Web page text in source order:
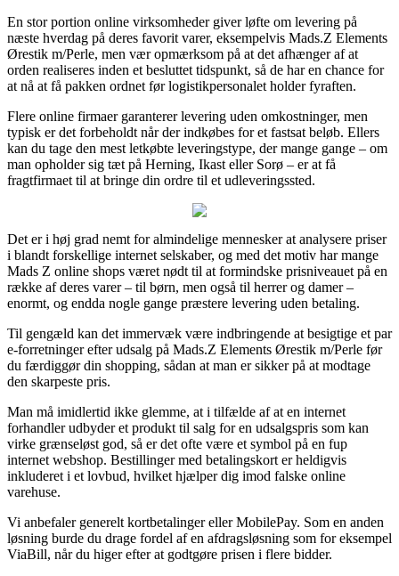
En stor portion online virksomheder giver løfte om levering på
næste hverdag på deres favorit varer, eksempelvis Mads.Z Elements
Ørestik m/Perle, men vær opmærksom på at det afhænger af at
orden realiseres inden et besluttet tidspunkt, så de har en chance for
at nå at få pakken ordnet før logistikpersonalet holder fyraften.
Flere online firmaer garanterer levering uden omkostninger, men
typisk er det forbeholdt når der indkøbes for et fastsat beløb. Ellers
kan du tage den mest letkøbte leveringstype, der mange gange – om
man opholder sig tæt på Herning, Ikast eller Sorø – er at få
fragtfirmaet til at bringe din ordre til et udleveringssted.
Det er i høj grad nemt for almindelige mennesker at analysere priser
i blandt forskellige internet selskaber, og med det motiv har mange
Mads Z online shops været nødt til at formindske prisniveauet på en
række af deres varer – til børn, men også til herrer og damer –
enormt, og endda nogle gange præstere levering uden betaling.
Til gengæld kan det immervæk være indbringende at besigtige et par
e-forretninger efter udsalg på Mads.Z Elements Ørestik m/Perle før
du færdiggør din shopping, sådan at man er sikker på at modtage
den skarpeste pris.
Man må imidlertid ikke glemme, at i tilfælde af at en internet
forhandler udbyder et produkt til salg for en udsalgspris som kan
virke grænseløst god, så er det ofte være et symbol på en fup
internet webshop. Bestillinger med betalingskort er heldigvis
inkluderet i et lovbud, hvilket hjælper dig imod falske online
varehuse.
Vi anbefaler generelt kortbetalinger eller MobilePay. Som en anden
løsning burde du drage fordel af en afdragsløsning som for eksempel
ViaBill, når du higer efter at godtgøre prisen i flere bidder.